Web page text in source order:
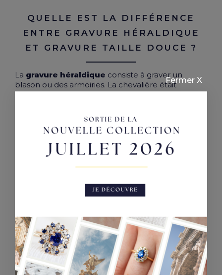
QUELLE EST LA DIFFÉRENCE
ENTRE GRAVURE HÉRALDIQUE
ET GRAVURE TAILLE DOUCE ?
La gravure héraldique consiste à graver un
blason ou des armoiries. La chevalière était
traditionnellement utilisée pour les cachets de cire,
pour qu’une fois apposée sur la cire, l’empreinte
soit à l’endroit.
La gravure en taille douce peut également être
utilisée sur une chevalière. C’est un travail d’orfèvre
qui consiste à inciser le métal afin de lui apporter
sur tout type d’objets métalliques. On parle
gravure sur chevalière
GRAVURE SUR MÉTAL OU SUR
PIERRE ?
Fermer X